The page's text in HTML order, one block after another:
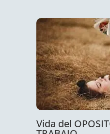
Vida del